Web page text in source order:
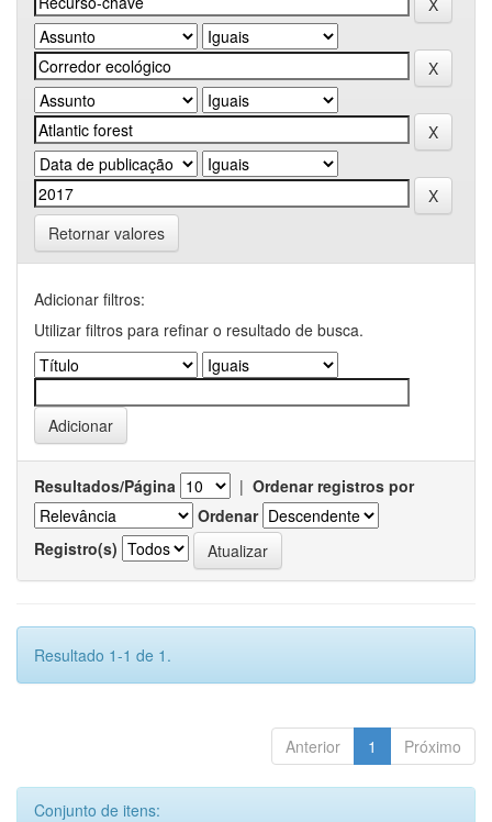
Retornar valores
Adicionar filtros:
Utilizar filtros para refinar o resultado de busca.
Resultados/Página | Ordenar registros por
Ordenar
Registro(s)
Resultado 1-1 de 1.
Anterior 1 Próximo
Conjunto de itens: